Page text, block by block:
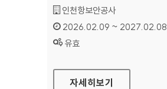
기관명 :
인천항보안공사
인증기간 :
2026.02.09 ~ 2027.02.08
상태 :
유효
인천항보안공사 대표
자세히보기